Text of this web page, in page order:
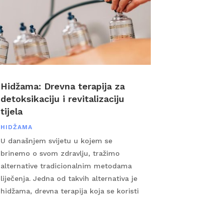
Hidžama: Drevna terapija za
detoksikaciju i revitalizaciju
tijela
HIDŽAMA
U današnjem svijetu u kojem se
brinemo o svom zdravlju, tražimo
alternative tradicionalnim metodama
liječenja. Jedna od takvih alternativa je
hidžama, drevna terapija koja se koristi